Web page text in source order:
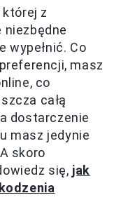
z
wypełnić. Co
masz
co
całą
dostarczenie
masz jedynie
skoro
się, jak